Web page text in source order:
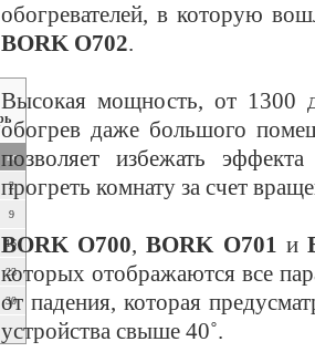
вс
2
9
16
23
30
обогревателей, в которую
BORK O702.
Высокая мощность, от 1300
обогрев даже большого
позволяет избежать
прогреть комнату за счет
BORK O700,BORK O701 и
которых отображаются все
от падения, которая
устройства свыше 40˚.